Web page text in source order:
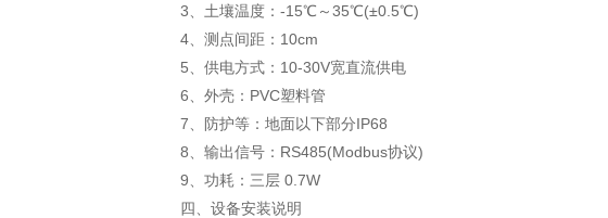
3、土壤温度：-15℃～35℃(±0.5℃)
4、测点间距：10cm
5、供电方式：10-30V宽直流供电
6、外壳：PVC塑料管
7、防护等：地面以下部分IP68
8、输出信号：RS485(Modbus协议)
9、功耗：三层 0.7W
四、设备安装说明